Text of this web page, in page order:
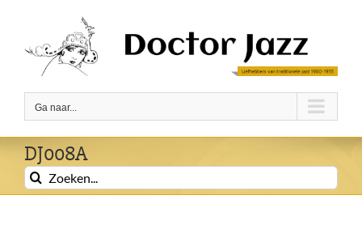
inhoud
Ga naar...
DJ008A
Zoeken
naar: